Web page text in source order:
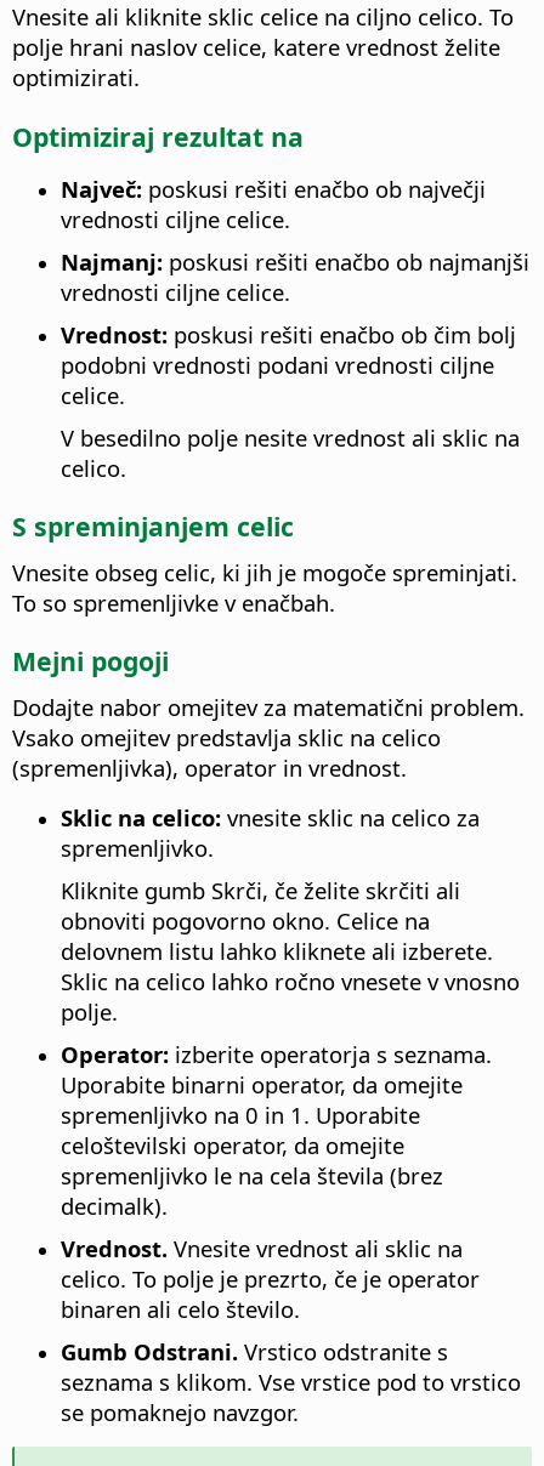
Vnesite ali kliknite sklic celice na ciljno celico. To
polje hrani naslov celice, katere vrednost želite
optimizirati.
Optimiziraj rezultat na
Največ: poskusi rešiti enačbo ob največji
vrednosti ciljne celice.
Najmanj: poskusi rešiti enačbo ob najmanjši
vrednosti ciljne celice.
Vrednost: poskusi rešiti enačbo ob čim bolj
podobni vrednosti podani vrednosti ciljne
celice.
V besedilno polje nesite vrednost ali sklic na
celico.
S spreminjanjem celic
Vnesite obseg celic, ki jih je mogoče spreminjati.
To so spremenljivke v enačbah.
Mejni pogoji
Dodajte nabor omejitev za matematični problem.
Vsako omejitev predstavlja sklic na celico
(spremenljivka), operator in vrednost.
Sklic na celico: vnesite sklic na celico za
spremenljivko.
Kliknite gumb Skrči, če želite skrčiti ali
obnoviti pogovorno okno. Celice na
delovnem listu lahko kliknete ali izberete.
Sklic na celico lahko ročno vnesete v vnosno
polje.
Operator: izberite operatorja s seznama.
Uporabite binarni operator, da omejite
spremenljivko na 0 in 1. Uporabite
celoštevilski operator, da omejite
spremenljivko le na cela števila (brez
decimalk).
Vrednost. Vnesite vrednost ali sklic na
celico. To polje je prezrto, če je operator
binaren ali celo število.
Gumb Odstrani. Vrstico odstranite s
seznama s klikom. Vse vrstice pod to vrstico
se pomaknejo navzgor.